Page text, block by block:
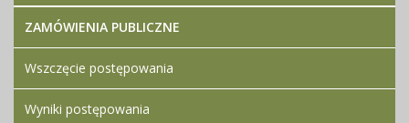
ZAMÓWIENIA PUBLICZNE
Wszczęcie postępowania
Wyniki postępowania